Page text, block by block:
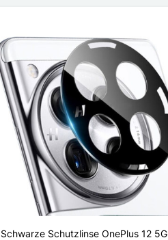
Schwarze Schutzlinse OnePlus 12 5G